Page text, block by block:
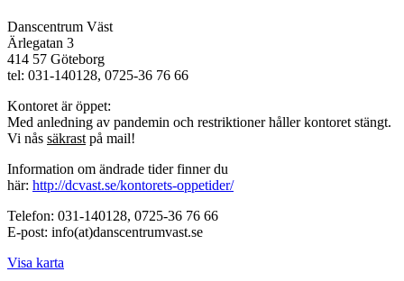
Danscentrum Väst
Ärlegatan 3
414 57 Göteborg
tel: 031-140128, 0725-36 76 66
Kontoret är öppet:
Med anledning av pandemin och restriktioner håller kontoret stängt.
Vi nås säkrast på mail!
Information om ändrade tider finner du
här: http://dcvast.se/kontorets-oppetider/
Telefon: 031-140128, 0725-36 76 66
E-post: info(at)danscentrumvast.se
Visa karta